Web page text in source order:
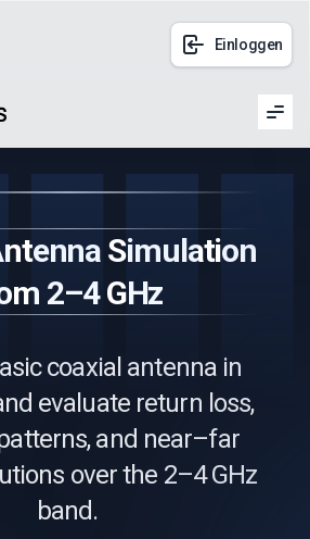
Einloggen
Simulation
2–4 GHz
coaxial antenna in
evaluate return loss,
and near–far
over the 2–4 GHz
band.